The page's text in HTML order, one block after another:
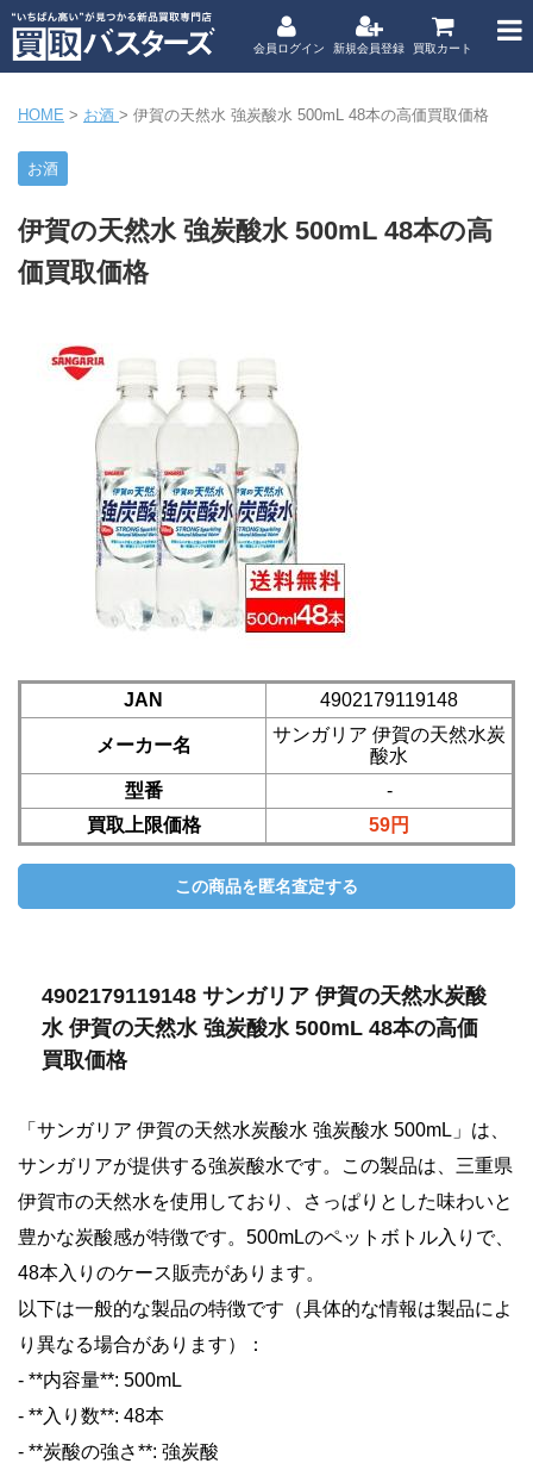
会員ログイン 新規会員登録 買取カート
HOME > お酒 > 伊賀の天然水 強炭酸水 500mL 48本の高価買取価格
お酒
伊賀の天然水 強炭酸水 500mL 48本の高
価買取価格
JAN 4902179119148
メーカー名
サンガリア 伊賀の天然水炭
酸水
型番
-
買取上限価格
59円
4902179119148 サンガリア 伊賀の天然水炭酸
水 伊賀の天然水 強炭酸水 500mL 48本の高価
買取価格
「サンガリア 伊賀の天然水炭酸水 強炭酸水 500mL」は、
サンガリアが提供する強炭酸水です。この製品は、三重県
伊賀市の天然水を使用しており、さっぱりとした味わいと
豊かな炭酸感が特徴です。500mLのペットボトル入りで、
48本入りのケース販売があります。
以下は一般的な製品の特徴です（具体的な情報は製品によ
り異なる場合があります）：
- **内容量**: 500mL
- **入り数**: 48本
- **炭酸の強さ**: 強炭酸